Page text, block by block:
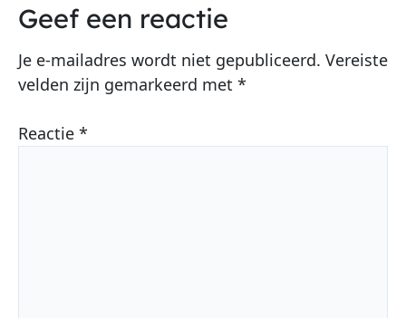
Geef een reactie
Je e-mailadres wordt niet gepubliceerd. Vereiste
velden zijn gemarkeerd met *
Reactie *